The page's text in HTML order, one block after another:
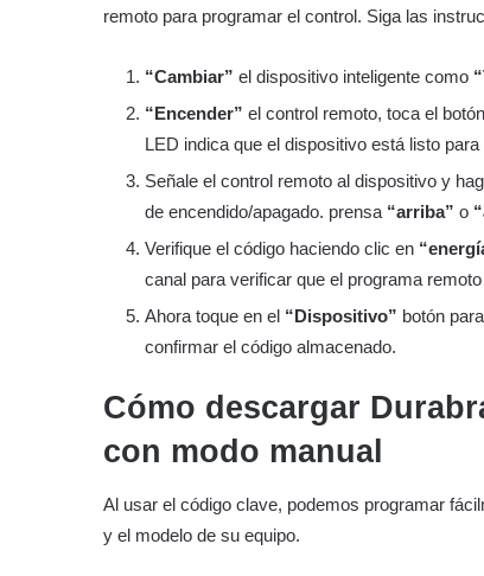
remoto para programar el control. Siga las
“Cambiar” el dispositivo inteligente como
“Encender” el control remoto, toca el
LED indica que el dispositivo está listo
Señale el control remoto al dispositivo y
de encendido/apagado. prensa “arriba” o
Verifique el código haciendo clic en
canal para verificar que el programa
Ahora toque en el “Dispositivo” botón
confirmar el código almacenado.
Cómo descargar
con modo manual
Al usar el código clave, podemos programar
y el modelo de su equipo.